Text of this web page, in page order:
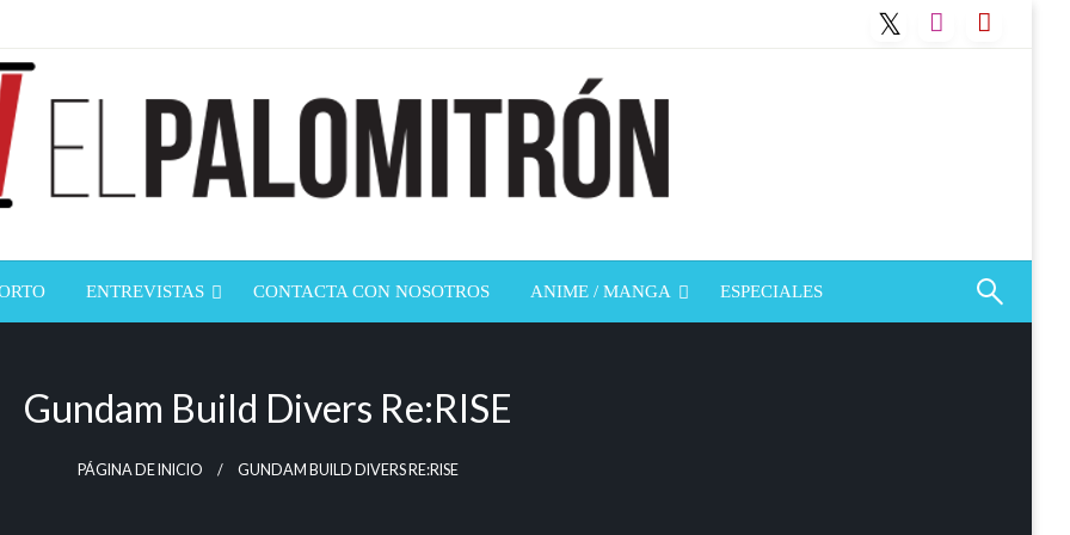
ENTREVISTAS CONTACTA CON NOSOTROS ANIME / MANGA ESPECIALES
Gundam Build Divers Re:RISE
PÁGINA DE INICIO GUNDAM BUILD DIVERS RE:RISE